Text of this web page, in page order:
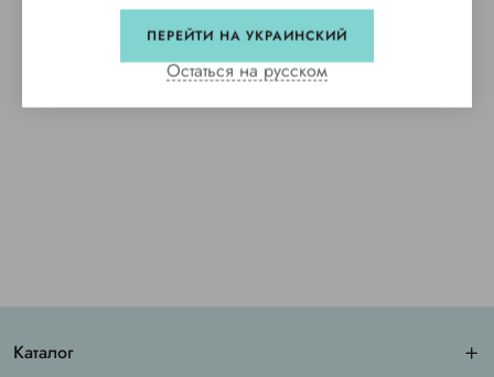
ПЕРЕЙТИ НА УКРАИНСКИЙ
Остаться на русском
Каталог